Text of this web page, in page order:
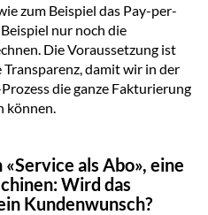
zum Beispiel das Pay-per-
nur noch die
Die Voraussetzung ist
damit wir in der
die ganze Fakturierung
können.
als Abo», eine
Wird das
Kundenwunsch?